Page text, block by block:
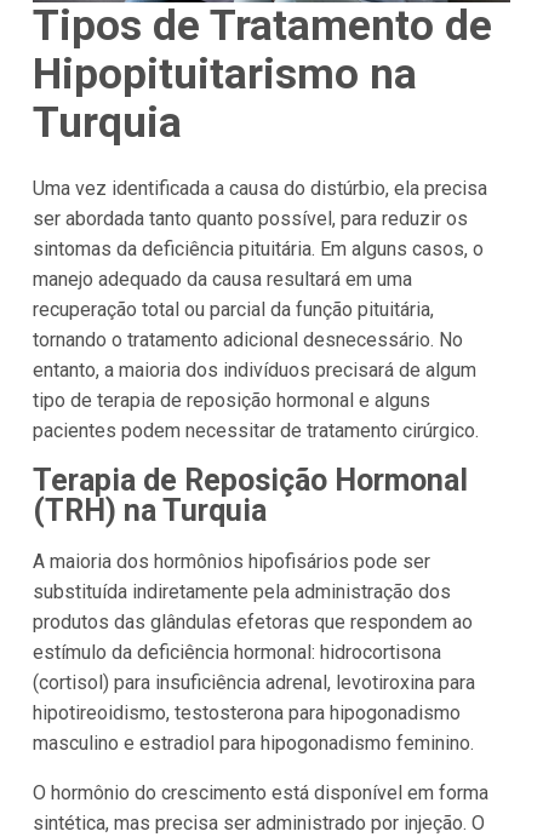
Tipos de Tratamento de
Hipopituitarismo na
Turquia
Uma vez identificada a causa do distúrbio, ela precisa
ser abordada tanto quanto possível, para reduzir os
sintomas da deficiência pituitária. Em alguns casos, o
manejo adequado da causa resultará em uma
recuperação total ou parcial da função pituitária,
tornando o tratamento adicional desnecessário. No
entanto, a maioria dos indivíduos precisará de algum
tipo de terapia de reposição hormonal e alguns
pacientes podem necessitar de tratamento cirúrgico.
Terapia de Reposição Hormonal
(TRH) na Turquia
A maioria dos hormônios hipofisários pode ser
substituída indiretamente pela administração dos
produtos das glândulas efetoras que respondem ao
estímulo da deficiência hormonal: hidrocortisona
(cortisol) para insuficiência adrenal, levotiroxina para
hipotireoidismo, testosterona para hipogonadismo
masculino e estradiol para hipogonadismo feminino.
O hormônio do crescimento está disponível em forma
sintética, mas precisa ser administrado por injeção. O